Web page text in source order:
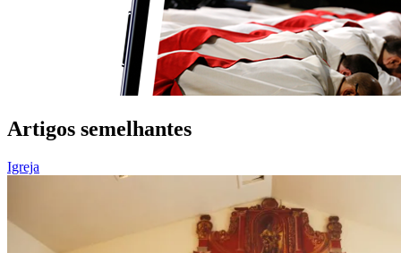
Artigos semelhantes
Igreja